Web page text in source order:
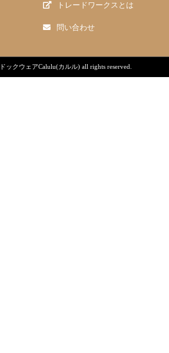
トレードワークスとは
問い合わせ
ックウェアCalulu(カルル) all rights reserved.